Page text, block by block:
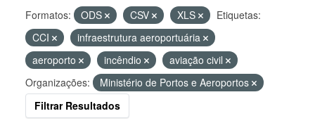
Formatos: ODS CSV XLS
Etiquetas:
CCI
infraestrutura aeroportuária
aeroporto
incêndio
aviação civil
Organizações:
Ministério de Portos e Aeroportos
Filtrar Resultados